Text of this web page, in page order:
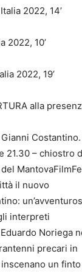
2022, 14’
2022, 10’
2022, 19’
alla
Costantino.
21.30 – chiostro
il nuovo
interpreti
Noriega
precari in
un